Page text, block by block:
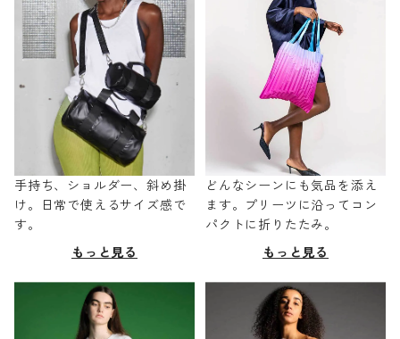
手持ち、ショルダー、斜め掛
け。日常で使えるサイズ感で
す。
もっと見る
どんなシーンにも気品を添え
ます。プリーツに沿ってコン
パクトに折りたたみ。
もっと見る